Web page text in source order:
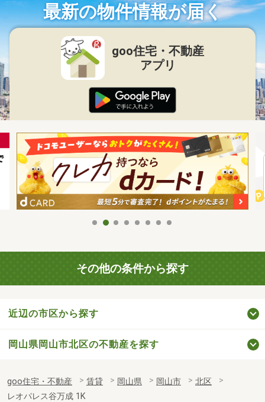
最新の物件情報が届く
goo住宅・不動産
アプリ
その他の条件から探す
近辺の市区から探す
岡山県岡山市北区の不動産を探す
goo住宅・不動産 賃貸 岡山県 岡山市
北区
レオパレス谷万成 1K